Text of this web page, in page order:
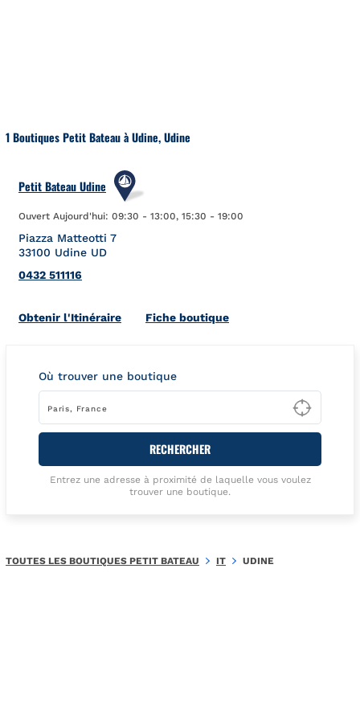
1 Boutiques Petit Bateau à Udine, Udine
Petit Bateau Udine
Ouvert Aujourd'hui: 09:30 - 13:00, 15:30 - 19:00
Piazza Matteotti 7
33100 Udine UD
0432 511116
Obtenir l'ItinéraireLink Opens in New Tab
Fiche boutique
Où trouver une boutique
Type
RECHERCHER
Entrez une adresse à proximité de laquelle vous voulez
trouver une boutique.
TOUTES LES BOUTIQUES PETIT BATEAU IT UDINE